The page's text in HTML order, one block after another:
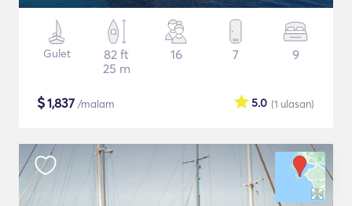
Gulet
82 ft
25 m
16 7 9
$1,837 /malam (1 ulasan)
5.0